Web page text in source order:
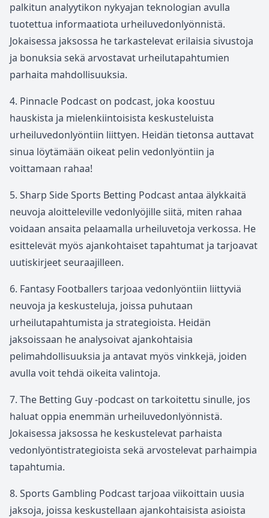
palkitun analyytikon nykyajan teknologian avulla
tuotettua informaatiota urheiluvedonlyönnistä.
Jokaisessa jaksossa he tarkastelevat erilaisia sivustoja
ja bonuksia sekä arvostavat urheilutapahtumien
parhaita mahdollisuuksia.
4. Pinnacle Podcast on podcast, joka koostuu
hauskista ja mielenkiintoisista keskusteluista
urheiluvedonlyöntiin liittyen. Heidän tietonsa auttavat
sinua löytämään oikeat pelin vedonlyöntiin ja
voittamaan rahaa!
5. Sharp Side Sports Betting Podcast antaa älykkaitä
neuvoja aloitteleville vedonlyöjille siitä, miten rahaa
voidaan ansaita pelaamalla urheiluvetoja verkossa. He
esittelevät myös ajankohtaiset tapahtumat ja tarjoavat
uutiskirjeet seuraajilleen.
6. Fantasy Footballers tarjoaa vedonlyöntiin liittyviä
neuvoja ja keskusteluja, joissa puhutaan
urheilutapahtumista ja strategioista. Heidän
jaksoissaan he analysoivat ajankohtaisia
pelimahdollisuuksia ja antavat myös vinkkejä, joiden
avulla voit tehdä oikeita valintoja.
7. The Betting Guy -podcast on tarkoitettu sinulle, jos
haluat oppia enemmän urheiluvedonlyönnistä.
Jokaisessa jaksossa he keskustelevat parhaista
vedonlyöntistrategioista sekä arvostelevat parhaimpia
tapahtumia.
8. Sports Gambling Podcast tarjoaa viikoittain uusia
jaksoja, joissa keskustellaan ajankohtaisista asioista